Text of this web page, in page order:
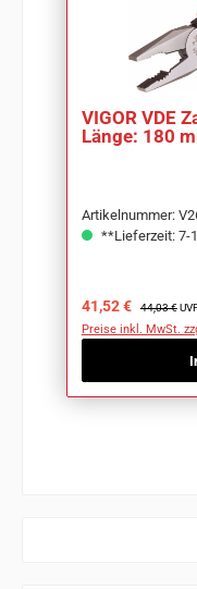
VIGOR VDE
Länge: 180
Artikelnummer:
**Lieferzeit: 7-
Verkaufspreis:
41,52 € Regulärer
44,03 €
Preise inkl. MwSt.